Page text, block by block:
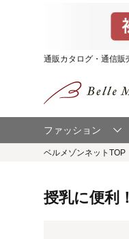
通販カタログ・通信販
ファッション
ベルメゾンネットTOP
授乳に便利